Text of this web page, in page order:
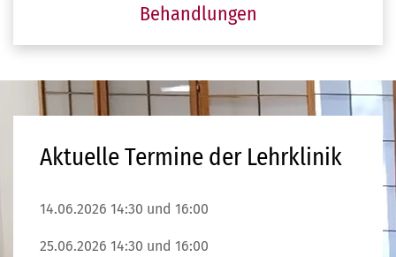
Behandlungen
Aktuelle Termine der Lehrklinik
14.06.2026 14:30 und 16:00
25.06.2026 14:30 und 16:00